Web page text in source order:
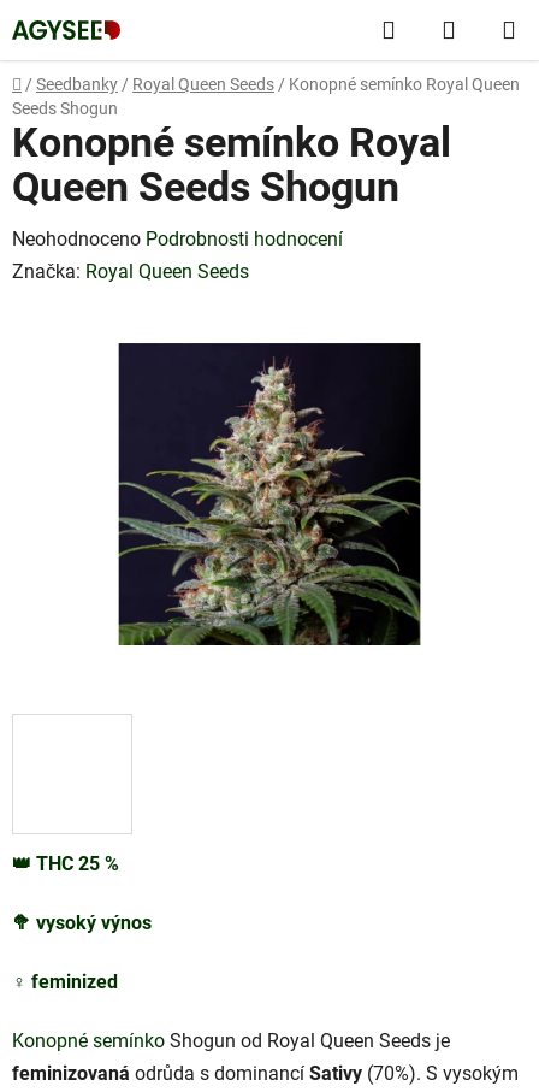
na
obsah
Hledat
KOŠÍK
Domů
/ Seedbanky / Royal Queen Seeds / Konopné semínko Royal Queen
Seeds Shogun
👑 THC 25 %
🥦 vysoký výnos
♀️ feminized
Konopné semínko Shogun od Royal Queen Seeds je
feminizovaná odrůda s dominancí Sativy (70%). S vysokým
Konopné semínko Royal
Queen Seeds Shogun
Průměrné
hodnocení
Neohodnoceno Podrobnosti hodnocení
Značka: Royal Queen Seeds